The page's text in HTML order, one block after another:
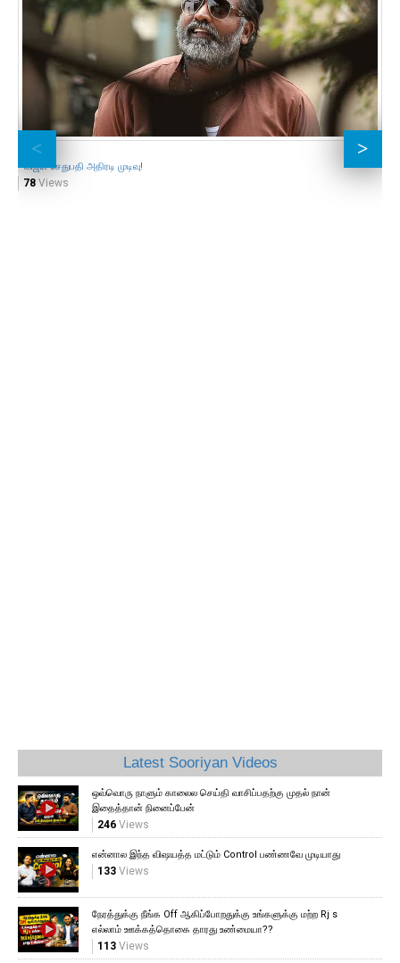
விஜய் சேதுபதி அதிரடி முடிவு!
78 Views
Latest Sooriyan Videos
ஒவ்வொரு நாளும் காலைல செய்தி வாசிப்பதற்கு முதல் நான்
இதைத்தான் நினைப்பேன்
246Views
என்னால இந்த விஷயத்த மட்டும் Control பண்ணவே முடியாது
133Views
நேரத்துக்கு நீங்க Off ஆகிப்போறதுக்கு உங்களுக்கு மற்ற Rj s
எல்லாம் ஊக்கத்தொகை தாரது உண்மையா??
113Views